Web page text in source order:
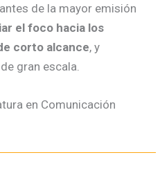
de la mayor emisión
el foco hacia los
corto alcance, y
gran escala.
en Comunicación